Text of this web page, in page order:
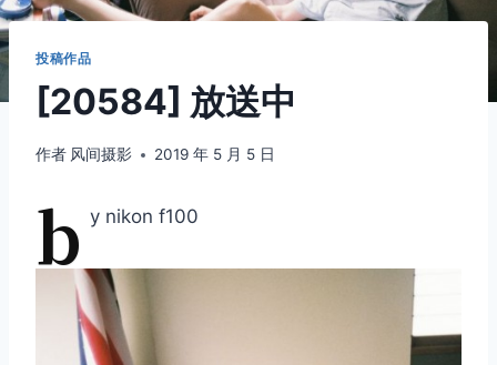
投稿作品
[20584] 放送中
作者 风间摄影 2019 年 5 月 5 日
b y nikon f100